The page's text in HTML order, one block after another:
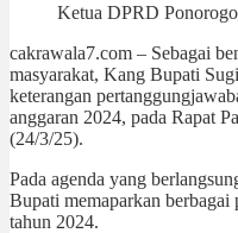
Ketua DPRD
cakrawala7.com – Sebagai
masyarakat, Kang Bupati
keterangan
anggaran 2024, pada Rapat
(24/3/25).
Pada agenda yang
Bupati memaparkan berbagai
tahun 2024.